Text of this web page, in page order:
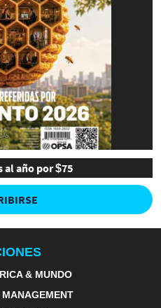
al año por $75
& MUNDO